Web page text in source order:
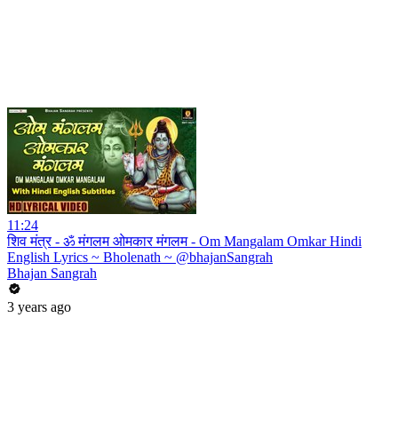
11:24
शिव मंत्र - ॐ मंगलम ओमकार मंगलम - Om Mangalam Omkar Hindi
English Lyrics ~ Bholenath ~ @bhajanSangrah
Bhajan Sangrah
3 years ago